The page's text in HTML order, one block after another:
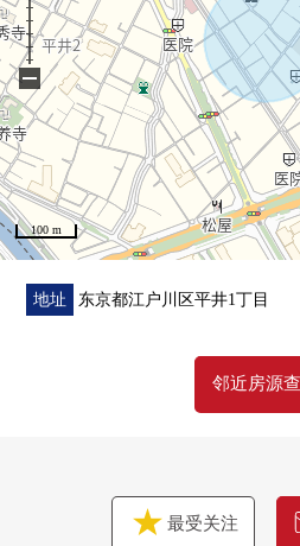
100 m
−
地址 东京都江户川区平井1丁目
邻近房源
最受关注